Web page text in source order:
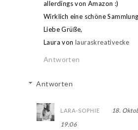
allerdings von Amazon :)
Wirklich eine schöne
Liebe Grüße,
Laura von lauraskreativecke
Antworten
Antworten
LARA-SOPHIE
18.
19:06